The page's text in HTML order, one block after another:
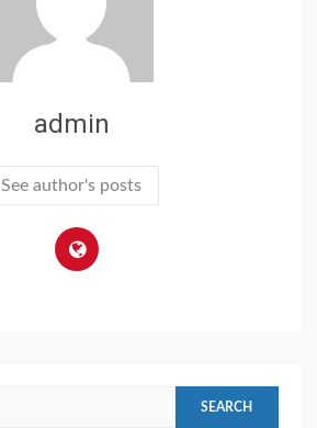
admin
See author's posts